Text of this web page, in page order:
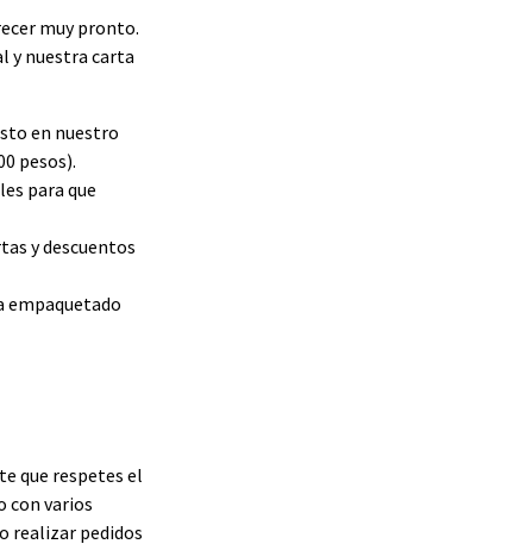
muy pronto.
y nuestra carta
en nuestro
pesos).
para que
y descuentos
empaquetado
que respetes el
con varios
realizar pedidos